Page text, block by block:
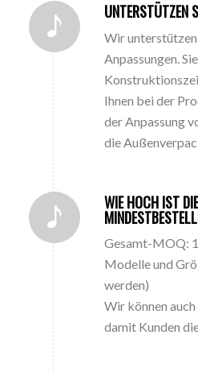
UNTERSTÜTZEN
Wir
Anpassungen.
Ihnen bei der
der Anpassung
die
WIE HOCH IST DIE
Gesamt-MOQ:
Modelle und
werden)
Wir können
damit Kunden